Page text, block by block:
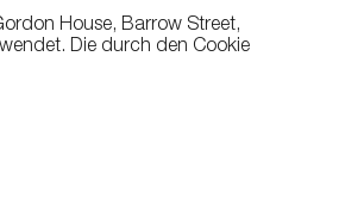
House, Barrow Street,
Die durch den Cookie